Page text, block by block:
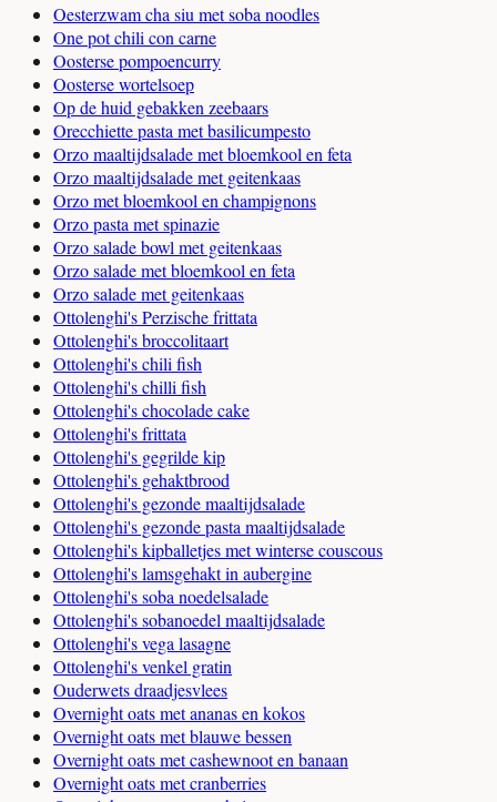
Oesterzwam cha siu met soba noodles
One pot chili con carne
Oosterse pompoencurry
Oosterse wortelsoep
Op de huid gebakken zeebaars
Orecchiette pasta met basilicumpesto
Orzo maaltijdsalade met bloemkool en feta
Orzo maaltijdsalade met geitenkaas
Orzo met bloemkool en champignons
Orzo pasta met spinazie
Orzo salade bowl met geitenkaas
Orzo salade met bloemkool en feta
Orzo salade met geitenkaas
Ottolenghi's Perzische frittata
Ottolenghi's broccolitaart
Ottolenghi's chili fish
Ottolenghi's chilli fish
Ottolenghi's chocolade cake
Ottolenghi's frittata
Ottolenghi's gegrilde kip
Ottolenghi's gehaktbrood
Ottolenghi's gezonde maaltijdsalade
Ottolenghi's gezonde pasta maaltijdsalade
Ottolenghi's kipballetjes met winterse couscous
Ottolenghi's lamsgehakt in aubergine
Ottolenghi's soba noedelsalade
Ottolenghi's sobanoedel maaltijdsalade
Ottolenghi's vega lasagne
Ottolenghi's venkel gratin
Ouderwets draadjesvlees
Overnight oats met ananas en kokos
Overnight oats met blauwe bessen
Overnight oats met cashewnoot en banaan
Overnight oats met cranberries